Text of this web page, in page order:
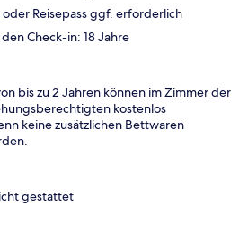
oder Reisepass ggf. erforderlich
Check-in: 18 Jahre
bis zu 2 Jahren können im Zimmer der
kostenlos
keine zusätzlichen Bettwaren
gestattet